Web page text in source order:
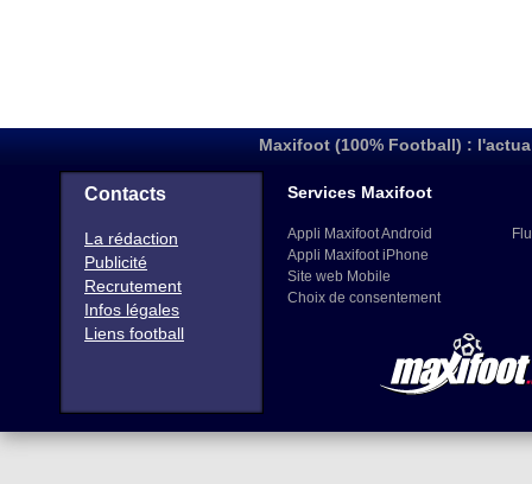
Maxifoot (100% Football) :
Contacts
La rédaction
Publicité
Recrutement
Infos légales
Liens football
Services Maxifoot
Appli Maxifoot Android
Appli Maxifoot iPhone
Site web Mobile
Choix de consentement